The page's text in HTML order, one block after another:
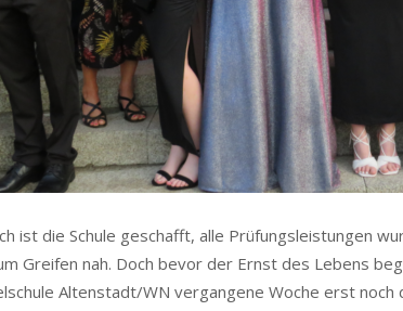
ist die Schule geschafft, alle Prüfungsleistungen
Greifen nah. Doch bevor der Ernst des Lebens
Altenstadt/WN vergangene Woche erst